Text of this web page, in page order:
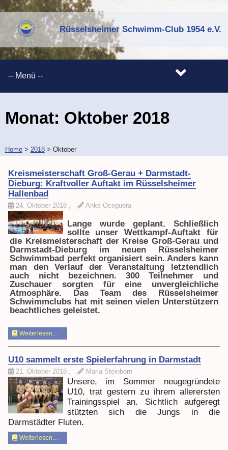
Rüsselsheimer Schwimm-Club 1954 e.V.
Monat: Oktober 2018
Home> 2018> Oktober
Kreismeisterschaft Groß-Gerau + Darmstadt-
Dieburg: Kraftvoller Auftakt im Rüsselsheimer
Hallenbad
24. Oktober 2018 , Anke Oceguera
Lange wurde geplant. Schließlich
sollte unser Wettkampf-Auftakt für
die Kreismeisterschaft der Kreise Groß-Gerau und
Darmstadt-Dieburg im neuen Rüsselsheimer
Schwimmbad perfekt organisiert sein. Anders kann
man den Verlauf der Veranstaltung letztendlich
auch nicht bezeichnen. 300 Teilnehmer und
Zuschauer sorgten für eine unvergleichliche
Atmosphäre. Das Team des Rüsselsheimer
Schwimmclubs hat mit seinen vielen Unterstützern
beachtliches geleistet.
Weiterlesen…
U10 sammelt erste Spielerfahrung in Darmstadt
21. Oktober 2018 , Maria Steinborn
Unsere, im Sommer neugegründete
U10, trat gestern zu ihrem allerersten
Trainingsspiel an. Sichtlich aufgeregt
stützten sich die Jungs in die
Darmstädter Fluten.
Weiterlesen…